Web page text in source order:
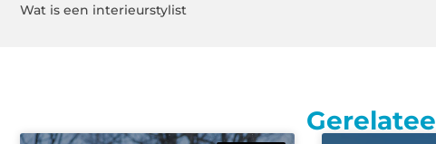
Wat is een interieurstylist